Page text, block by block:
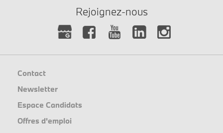
Rejoignez-nous
Contact
Newsletter
Espace Candidats
Offres d'emploi